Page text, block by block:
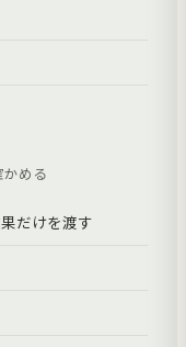
かめる
だけを渡す